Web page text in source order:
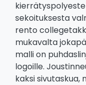
sekoituksesta
rento
mukavalta
malli on
logoille.
kaksi sivutaskua,